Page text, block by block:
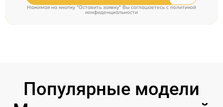
Нажимая на кнопку "Оставить заявку" Вы соглашаетесь c политикой
конфиденциальности
Популярные модели